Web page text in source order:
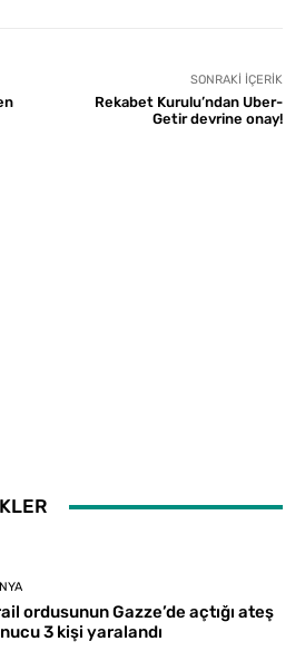
SONRAKI İÇERIK
Rekabet Kurulu’ndan Uber-
Getir devrine onay!
ordusunun Gazze’de açtığı ateş
3 kişi yaralandı